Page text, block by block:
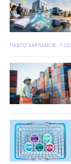
ПАВЛО ХАРЛАМОВ - 7